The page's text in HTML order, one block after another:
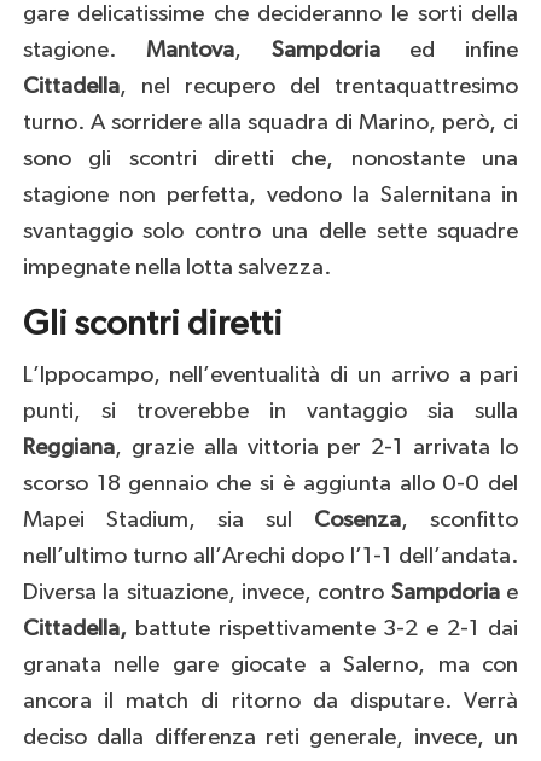
gare delicatissime che decideranno le sorti della
stagione. Mantova, Sampdoriaed infine
Cittadella, nel recupero del trentaquattresimo
turno. A sorridere alla squadra di Marino, però, ci
sono gli scontri diretti che, nonostante una
stagione non perfetta, vedono la Salernitana in
svantaggio solo contro una delle sette squadre
impegnate nella lotta salvezza.
Gli scontri diretti
L’Ippocampo, nell’eventualità di un arrivo a pari
punti, si troverebbe in vantaggio sia sulla
Reggiana, grazie alla vittoria per 2-1 arrivata lo
scorso 18 gennaio che si è aggiunta allo 0-0 del
Mapei Stadium, sia sul Cosenza, sconfitto
nell’ultimo turno all’Arechi dopo l’1-1 dell’andata.
Diversa la situazione, invece, contro Sampdoriae
Cittadella, battute rispettivamente 3-2 e 2-1 dai
granata nelle gare giocate a Salerno, ma con
ancora il match di ritorno da disputare. Verrà
deciso dalla differenza reti generale, invece, un